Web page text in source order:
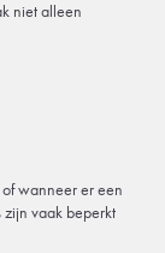
niet alleen
wanneer er een
vaak beperkt